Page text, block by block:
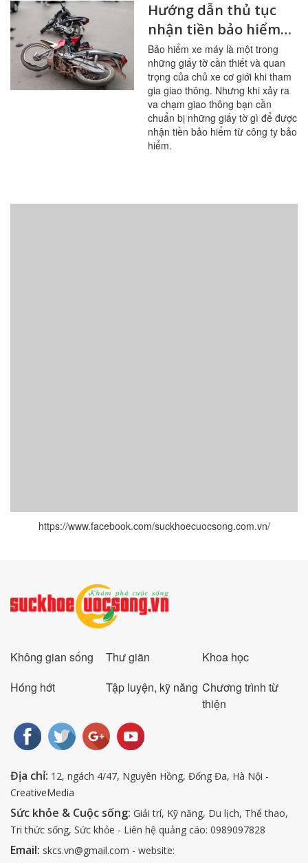
Hướng dẫn thủ tục
nhận tiền bảo hiểm
xe máy khi bị tai nạn
Bảo hiểm xe máy là một trong
những giấy tờ cần thiết và quan
trọng của chủ xe cơ giới khi tham
gia giao thông. Nhưng khi xảy ra
va chạm giao thông bạn cần
chuẩn bị những giấy tờ gì để được
nhận tiền bảo hiểm từ công ty bảo
hiểm.
https://www.facebook.com/suckhoecuocsong.com.vn/
Không gian sống Thư giãn
Khoa học
Hóng hớt
Tập luyện, kỹ năng Chương trình từ
thiện
Địa chỉ: 12, ngách 4/47, Nguyên Hồng, Đống Đa, Hà Nội -
CreativeMedia
Sức khỏe & Cuộc sống: Giải trí, Kỹ năng, Du lịch, Thể thao,
Tri thức sống, Sức khỏe - Liên hệ quảng cáo: 0989097828
Email: skcs.vn@gmail.com - website: